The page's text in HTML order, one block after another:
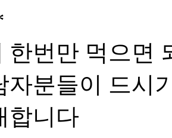
한번만 먹으면
자분들이 드시
합니다